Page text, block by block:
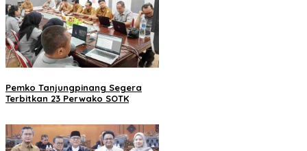
Pemko Tanjungpinang Segera
Terbitkan 23 Perwako SOTK